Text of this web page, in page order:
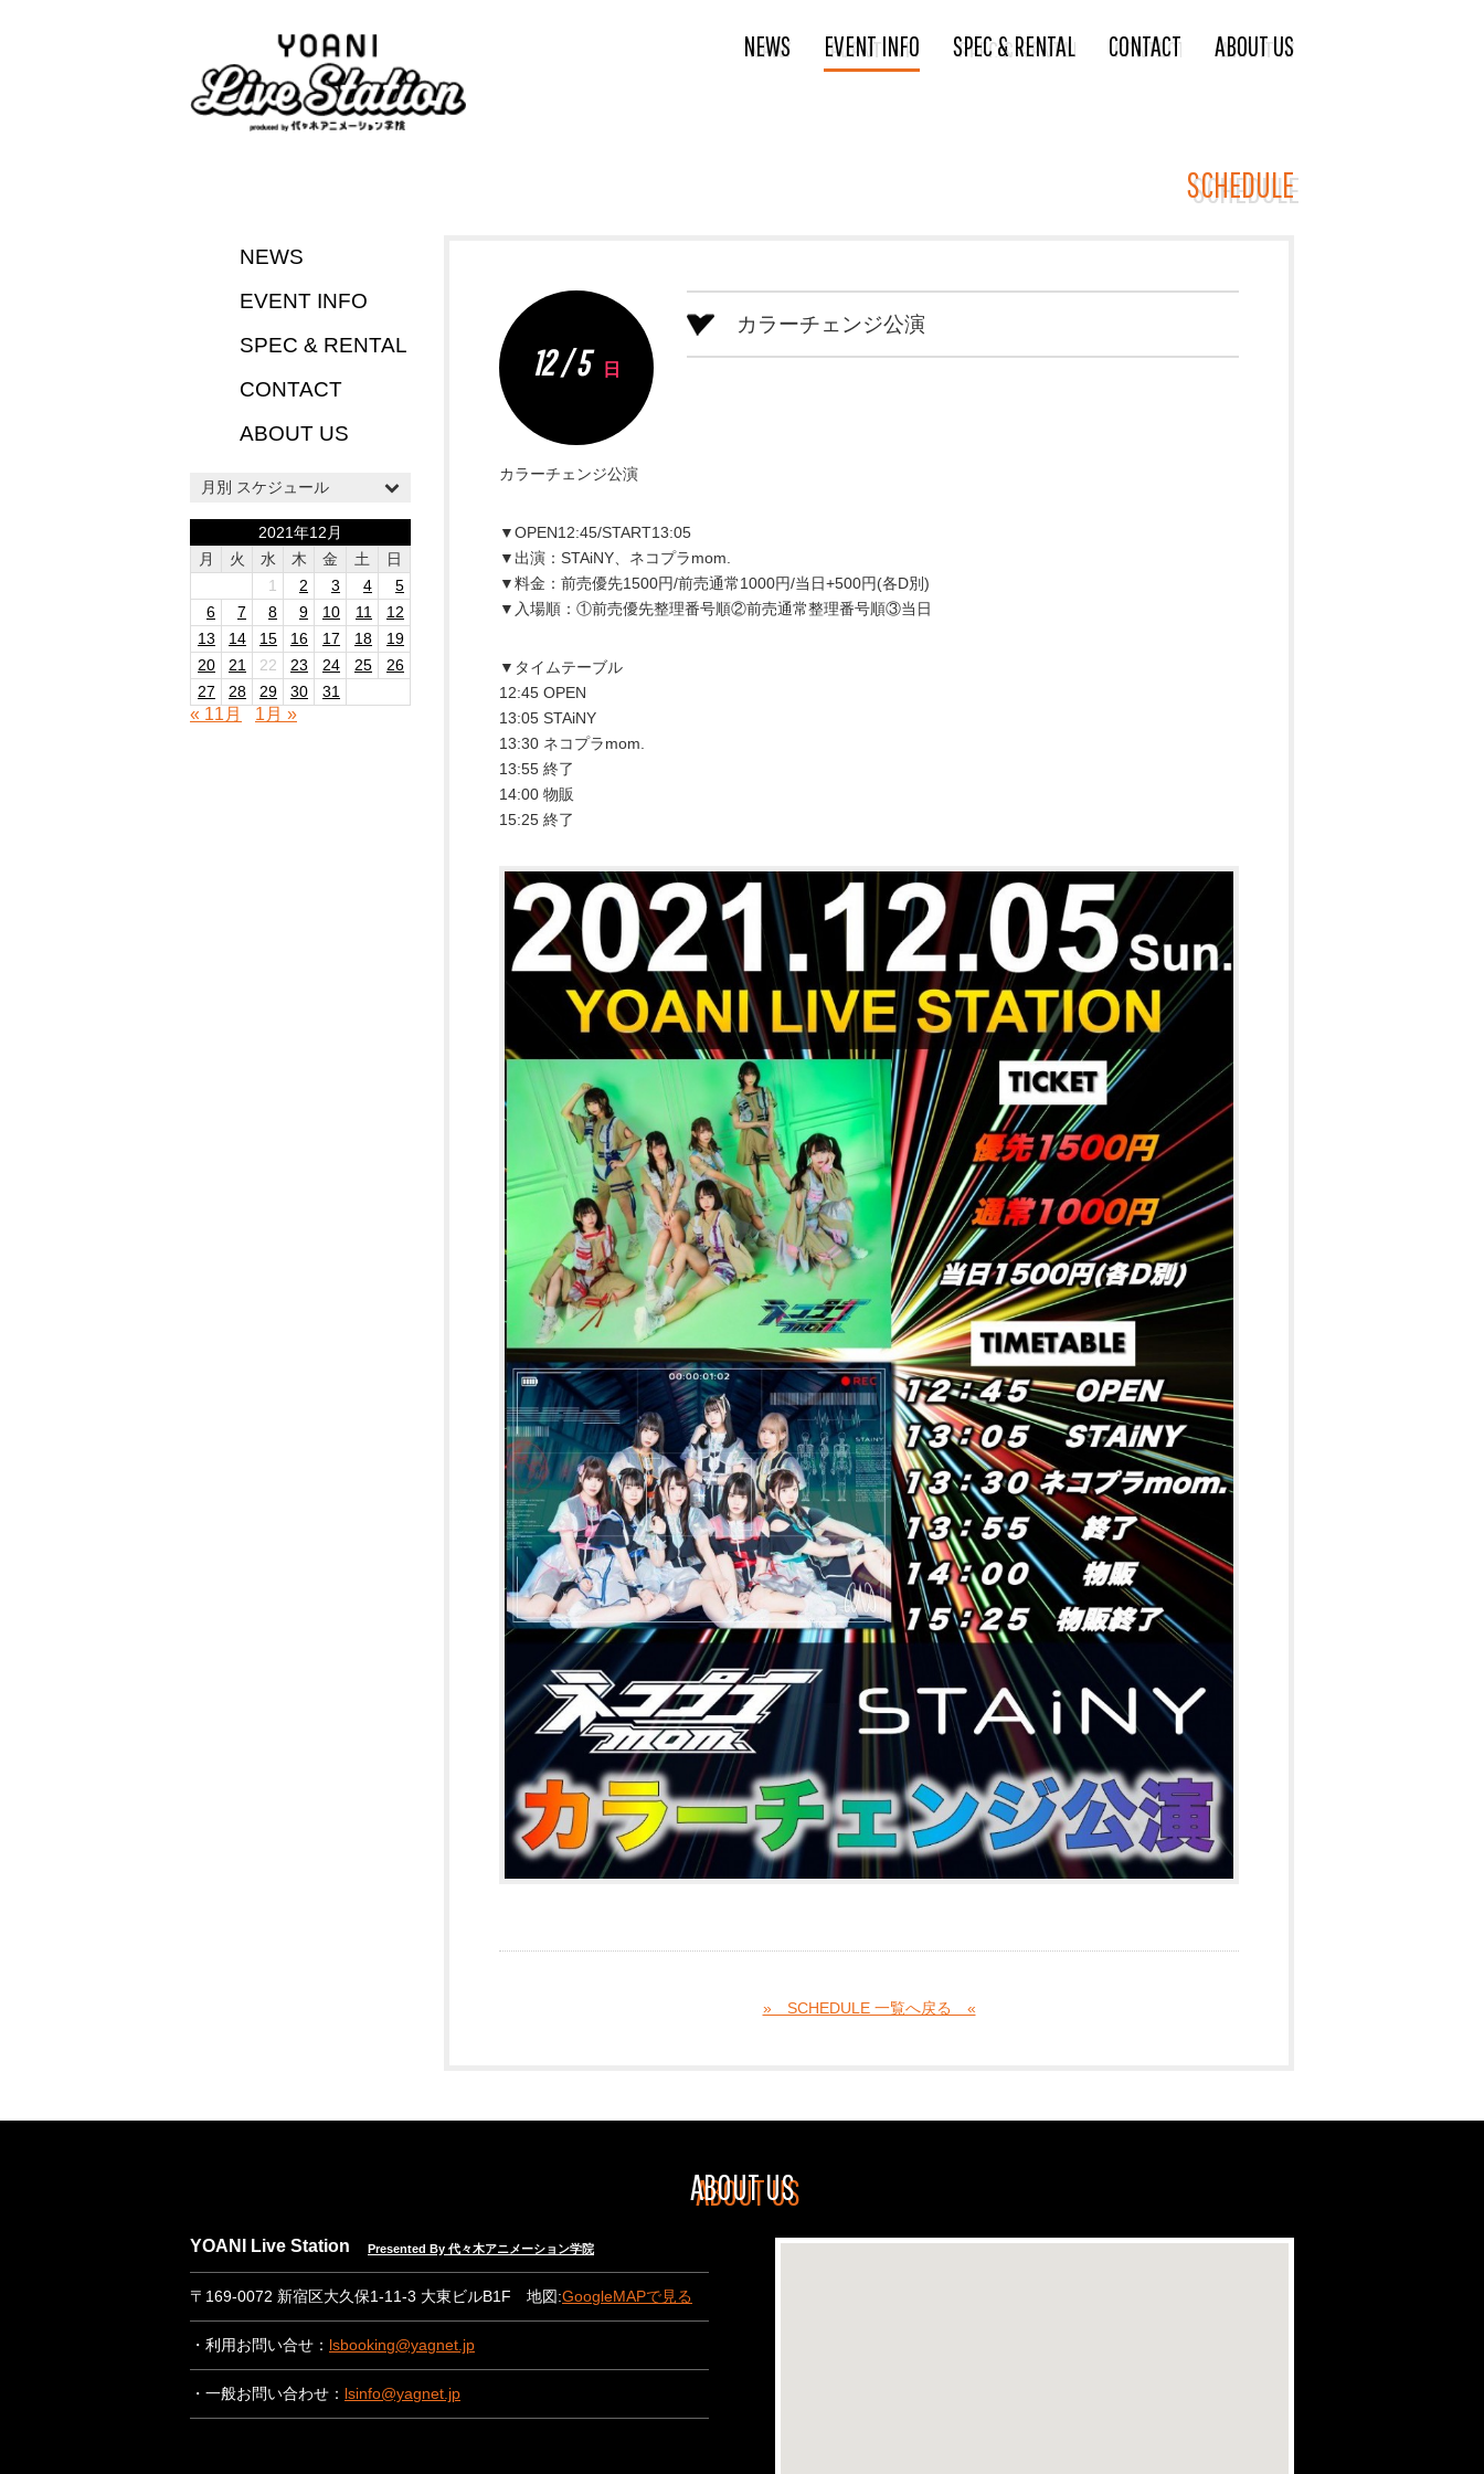
NEWS EVENT INFO SPEC & RENTAL CONTACT ABOUT US
SCHEDULE
NEWS
EVENT INFO
SPEC & RENTAL
CONTACT
ABOUT US
月別 スケジュール
2021年12月
月
火 水 木 金 土
日
1
2 3 4
5
6
7 8 9 10 11
12
13
14 15 16 17 18
19
20
21 22 23 24 25
26
27
28 29 30 31
« 11月 1月 »
12 / 5 日
カラーチェンジ公演
カラーチェンジ公演
▼OPEN12:45/START13:05
▼出演：STAiNY、ネコプラmom.
▼料金：前売優先1500円/前売通常1000円/当日+500円(各D別)
▼入場順：①前売優先整理番号順②前売通常整理番号順③当日
▼タイムテーブル
12:45 OPEN
13:05 STAiNY
13:30 ネコプラmom.
13:55 終了
14:00 物販
15:25 終了
» SCHEDULE 一覧へ戻る «
ABOUT US
YOANI Live Station Presented By 代々木アニメーション学院
〒169-0072 新宿区大久保1-11-3 大東ビルB1F 地図:GoogleMAPで見る
・利用お問い合せ： lsbooking@yagnet.jp
・一般お問い合わせ： lsinfo@yagnet.jp